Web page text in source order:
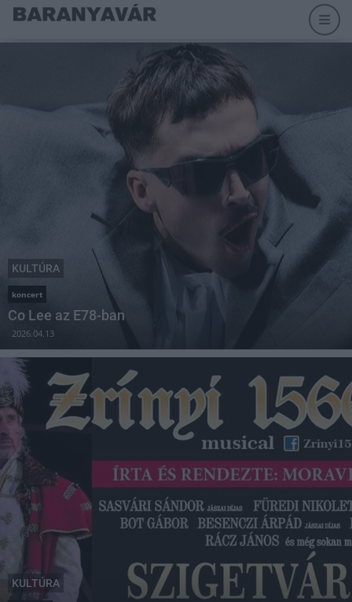
KULTÚRA
koncert
Co Lee az E78-ban
2026.04.13
KULTÚRA